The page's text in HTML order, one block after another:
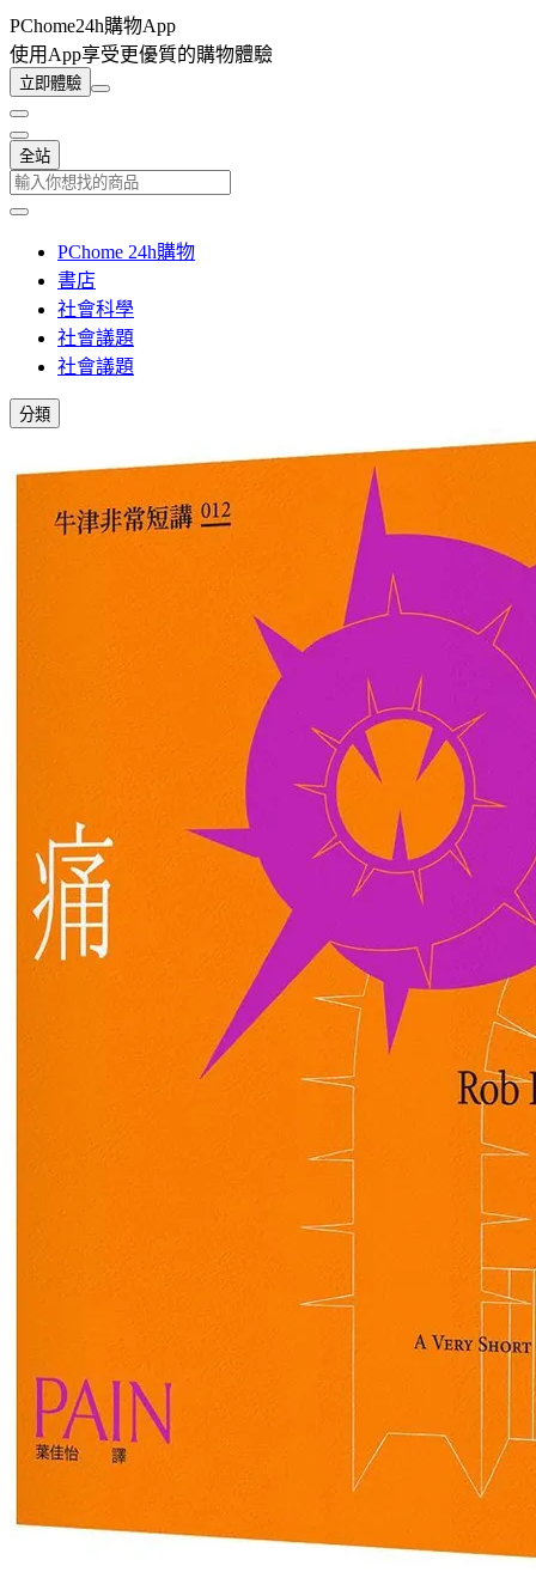
PChome24h購物App
使用App享受更優質的購物體驗
立即體驗
全站
PChome 24h購物
書店
社會科學
社會議題
社會議題
分類